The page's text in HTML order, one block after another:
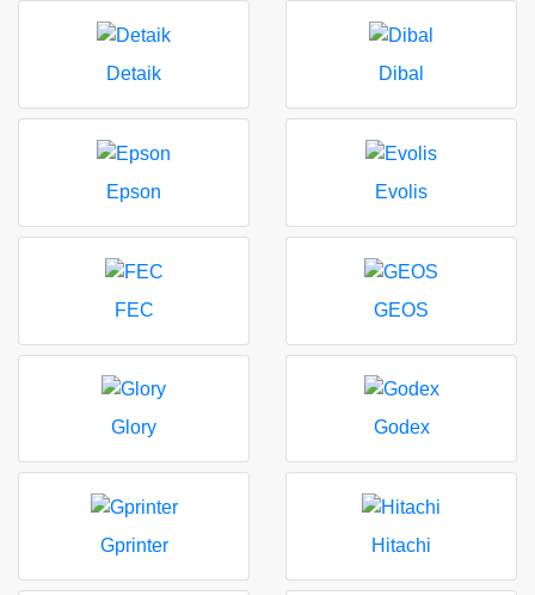
Detaik Dibal
Epson Evolis
FEC GEOS
Glory Godex
Gprinter Hitachi